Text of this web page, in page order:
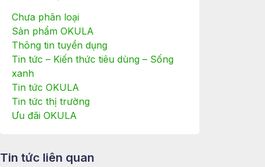
Chưa phân loại
Sản phẩm OKULA
Thông tin tuyển dụng
Tin tức – Kiến thức tiêu dùng – Sống
xanh
Tin tức OKULA
Tin tức thị trường
Ưu đãi OKULA
Tin tức liên quan